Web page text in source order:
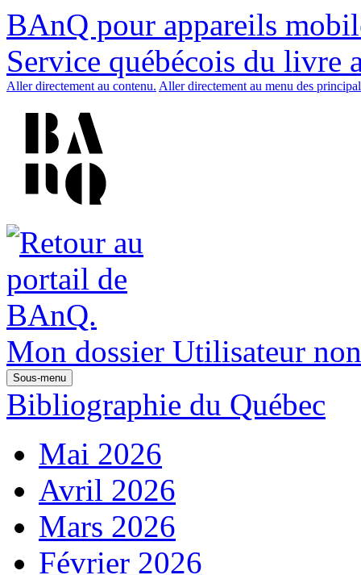
BAnQ pour appareils
Service québécois du livre
Aller directement au contenu. Aller directement au menu des
Mon dossier Utilisateur
Sous-menu
Bibliographie du Québec
Mai 2026
Avril 2026
Mars 2026
Février 2026